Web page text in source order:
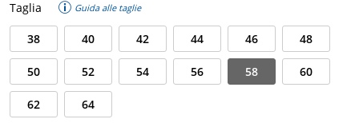
Taglia Guida alle taglie
38 40 42 44 46 48
50 52 54 56 58 60
62 64